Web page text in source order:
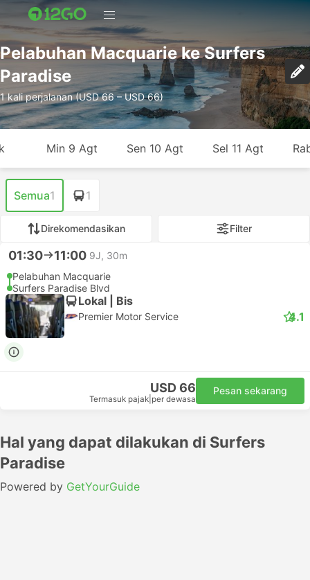
Pelabuhan Macquarie ke Surfers
Paradise
1 kali perjalanan (USD 66 – USD 66)
Min 9 Agt Sen 10 Agt Sel 11 Agt
Semua1 1
Direkomendasikan Filter
01:30 11:00 9J, 30m
Pelabuhan Macquarie
Surfers Paradise Blvd
Lokal | Bis
Premier Motor Service 4.1
USD 66
Termasuk pajak per dewasa
Pesan sekarang
Hal yang dapat dilakukan di Surfers
Paradise
Powered by GetYourGuide